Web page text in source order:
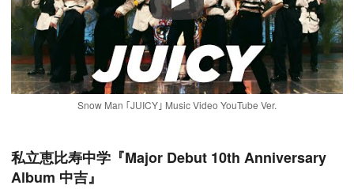
Play
Snow Man ｢JUICY｣ Music Video YouTube Ver.
私立恵比寿中学『Major Debut 10th Anniversary
Album 中吉』